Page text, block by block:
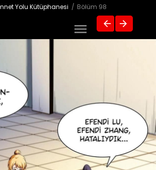
Yolu Kütüphanesi Bölüm 98